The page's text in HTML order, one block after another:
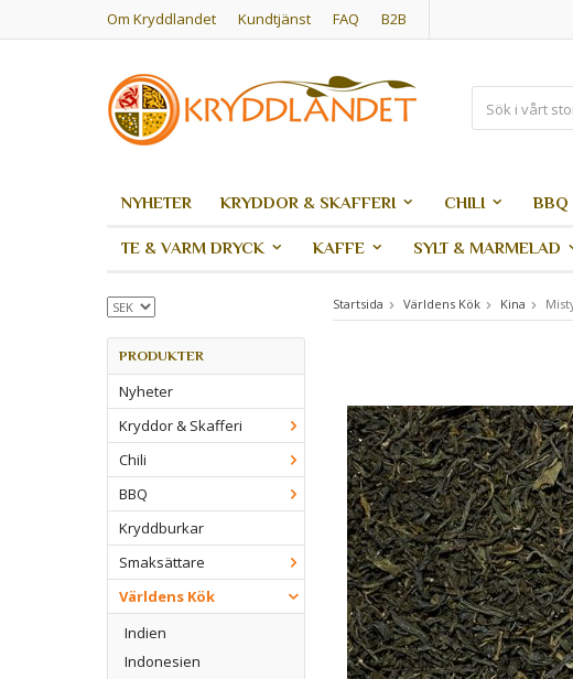
Om Kryddlandet Kundtjänst FAQ B2B
NYHETER KRYDDOR & SKAFFERI CHILI BBQ
TE & VARM DRYCK KAFFE SYLT & MARMELAD
PRODUKTER
Nyheter
Kryddor & Skafferi
Chili
BBQ
Kryddburkar
Smaksättare
Världens Kök
Indien
Indonesien
Startsida Världens Kök Kina